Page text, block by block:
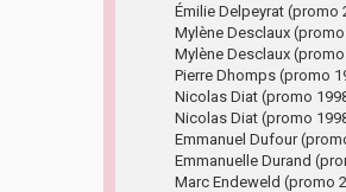
Émilie Delpeyrat (promo
Mylène Desclaux (promo
Mylène Desclaux (promo
Pierre Dhomps (promo
Nicolas Diat (promo
Nicolas Diat (promo
Emmanuel Dufour
Emmanuelle Durand
Marc Endeweld (promo